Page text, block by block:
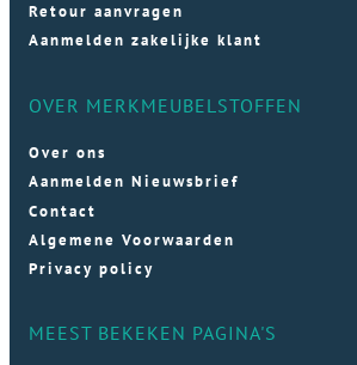
Retour aanvragen
Aanmelden zakelijke klant
OVER MERKMEUBELSTOFFEN
Over ons
Aanmelden Nieuwsbrief
Contact
Algemene Voorwaarden
Privacy policy
MEEST BEKEKEN PAGINA'S